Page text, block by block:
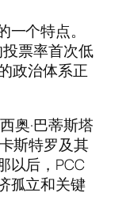
个特点。
投票率首次低
政治体系正
奥·巴蒂斯塔
斯特罗及其
以后，PCC
孤立和关键